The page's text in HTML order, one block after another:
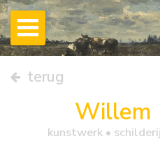
terug
Willem
kunstwerk • schilderij